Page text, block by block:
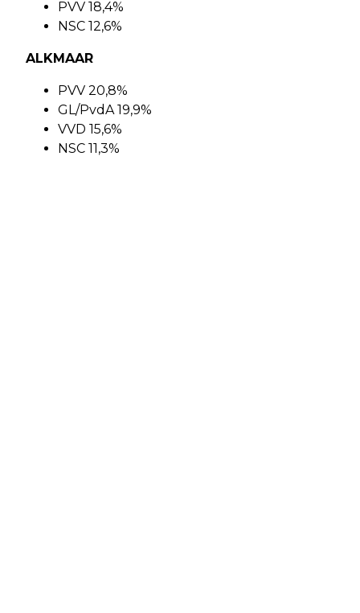
PVV 18,4%
NSC 12,6%
ALKMAAR
PVV 20,8%
GL/PvdA 19,9%
VVD 15,6%
NSC 11,3%